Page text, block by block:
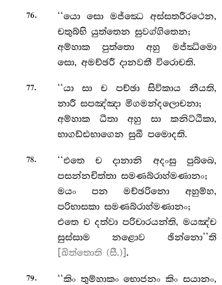
76. ‘‘යො සො මජ්ඣෙ අස්සතරීරථෙන,
චතුබ්භි යුත්තෙන සුවග්ගිතෙන;
අම්හාක පුත්තො අහු මජ්ඣිමො
සො, අමච්ඡරී දානවතී විරොචති.
77.
‘‘යා සා ච පච්ඡා සිවිකාය නීයති,
නාරී සපඤ්ඤා මිගමන්දලොචනා;
අම්හාක ධීතා අහු සා කනිට්ඨිකා,
භාගඩ්ඪභාගෙන සුඛී පමොදති.
78. ‘‘එතෙච දානානි අදංසු පුබ්බෙ,
පසන්නචිත්තා සමණබ්රාහ්මණානං;
මයං පන මච්ඡරිනො අහුම්හ,
පරිභාසකා සමණබ්රාහ්මණානං;
එතෙ ච දත්වා පරිචාරයන්ති, මයඤ්ච
සුස්සාම නළොව ඡින්නො’’ති
[ඛිත්තොති (සී.)] .
79.
‘‘කිං තුම්හාකං භොජනං කිං සයානං,